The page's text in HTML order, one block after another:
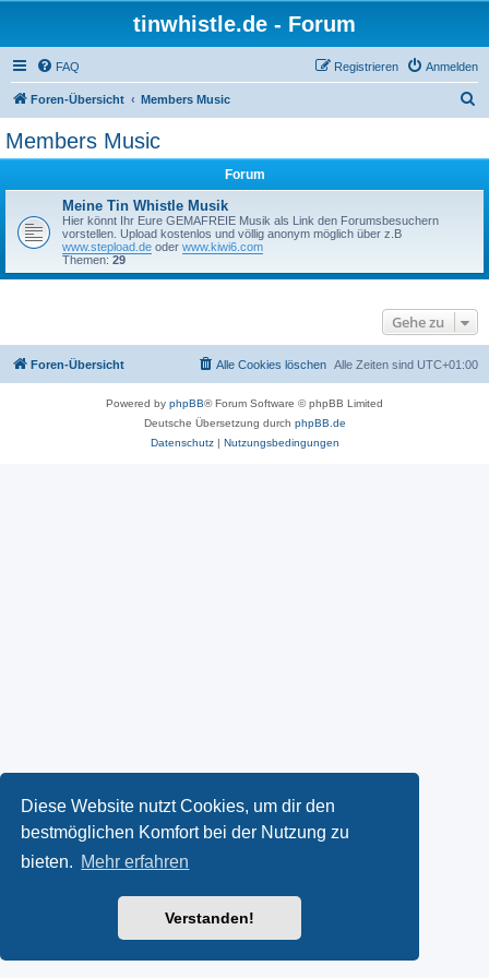
Diese Website nutzt Cookies, um dir den
bestmöglichen Komfort bei der Nutzung zu
bieten. Mehr erfahren
Verstanden!
tinwhistle.de - Forum
FAQ Anmelden
Registrieren
Foren-Übersicht Members Music
Members Music
Forum
Meine Tin Whistle Musik
Hier könnt Ihr Eure GEMAFREIE Musik als Link den Forumsbesuchern
vorstellen. Upload kostenlos und völlig anonym möglich über z.B
www.stepload.de oder www.kiwi6.com
Themen: 29
Gehe zu
Foren-Übersicht Alle Zeiten sind UTC+01:00
Alle Cookies löschen
Powered by phpBB® Forum Software © phpBB Limited
Deutsche Übersetzung durch phpBB.de
Datenschutz| Nutzungsbedingungen